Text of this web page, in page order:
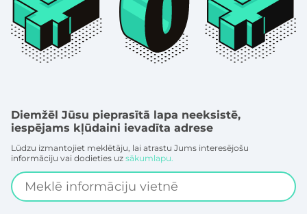
Diemžēl Jūsu pieprasītā lapa neeksistē,
iespējams kļūdaini ievadīta adrese
Lūdzu izmantojiet meklētāju, lai atrastu Jums interesējošu
informāciju vai dodieties uz sākumlapu.
Search